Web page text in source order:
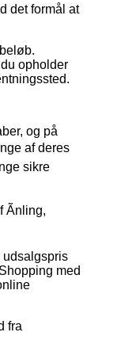
det formål at
opholder
og på
af deres
sikre
udsalgspris
med
fra